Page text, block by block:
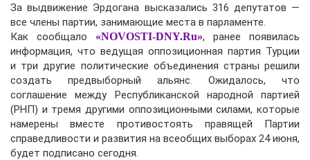
За выдвижение Эрдогана высказались 316 депутатов —
все члены партии, занимающие места в парламенте.
Как сообщало «NOVOSTI-DNY.Ru», ранее появилась
информация, что ведущая оппозиционная партия Турции
и три другие политические объединения страны решили
создать предвыборный альянс. Ожидалось, что
соглашение между Республиканской народной партией
(РНП) и тремя другими оппозиционными силами, которые
намерены вместе противостоять правящей Партии
справедливости и развития на всеобщих выборах 24 июня,
будет подписано сегодня.